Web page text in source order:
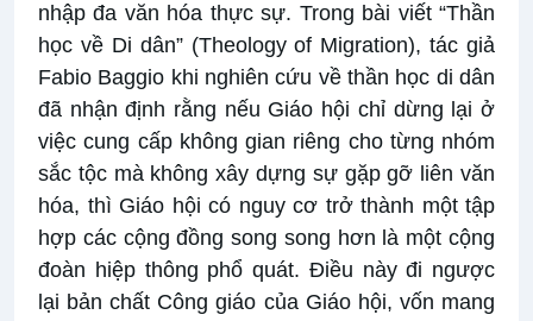
nhập đa văn hóa thực sự. Trong bài viết “Thần
học về Di dân” (Theology of Migration), tác giả
Fabio Baggio khi nghiên cứu về thần học di dân
đã nhận định rằng nếu Giáo hội chỉ dừng lại ở
việc cung cấp không gian riêng cho từng nhóm
sắc tộc mà không xây dựng sự gặp gỡ liên văn
hóa, thì Giáo hội có nguy cơ trở thành một tập
hợp các cộng đồng song song hơn là một cộng
đoàn hiệp thông phổ quát. Điều này đi ngược
lại bản chất Công giáo của Giáo hội, vốn mang